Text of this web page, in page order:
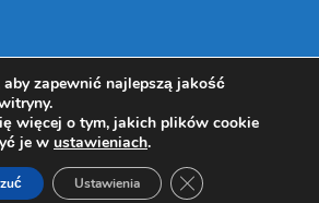
- Żłobek Gminny w Wysokiej
aby zapewnić najlepszą jakość
więcej o tym, jakich plików cookie
je w ustawieniach.
Ustawienia Zamknij panel